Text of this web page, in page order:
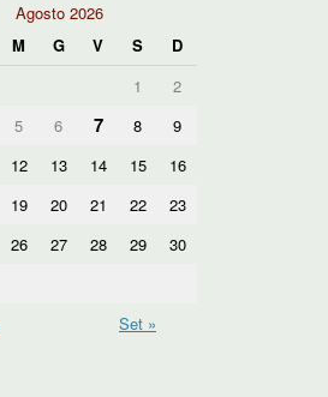
Agosto 2026
M G V S
D
1
2
5 6 7 8
9
12 13 14 15
16
19 20 21 22
23
26 27 28 29
30
Set »